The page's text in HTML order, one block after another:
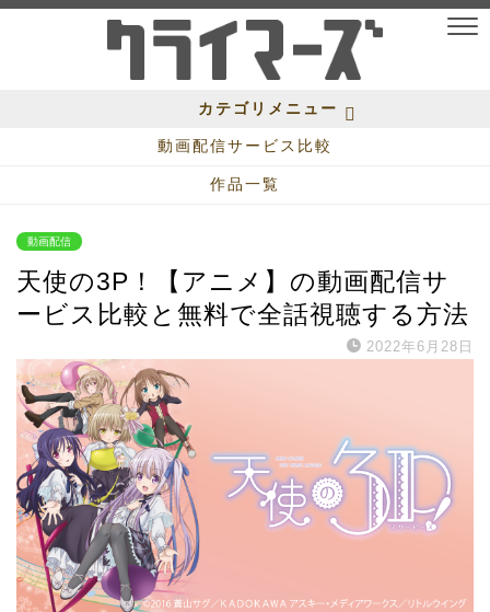
カテゴリメニュー
動画配信サービス比較
作品一覧
動画配信
天使の3P！【アニメ】の動画配信サ
ービス比較と無料で全話視聴する方法
2022年6月28日